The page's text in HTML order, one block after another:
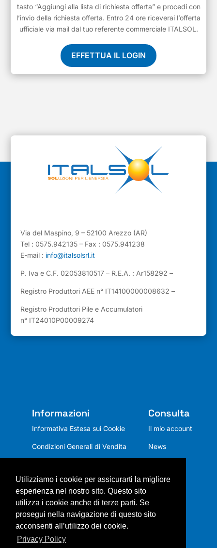
Utilizziamo i cookie per assicurarti la migliore
esperienza nel nostro sito. Questo sito
utilizza i cookie anche di terze parti. Se
prosegui nella navigazione di questo sito
acconsenti all’utilizzo dei cookie.
Privacy Policy
tasto “Aggiungi alla lista di richiesta offerta” e procedi con
l’invio della richiesta offerta. Entro 24 ore riceverai l’offerta
ufficiale via mail dal tuo referente commerciale ITALSOL.
EFFETTUA IL LOGIN
Via del Maspino, 9 – 52100 Arezzo (AR)
Tel : 0575.942135 – Fax : 0575.941238
E-mail : info@italsolsrl.it
P. Iva e C.F. 02053810517 – R.E.A. : Ar158292 –
Registro Produttori AEE n° IT14100000008632 –
Registro Produttori Pile e Accumulatori
n° IT24010P00009274
Informazioni
Informativa Estesa sui Cookie
Condizioni Generali di Vendita
Chi siamo
Mission
Contatti
Consulta
Il mio account
News